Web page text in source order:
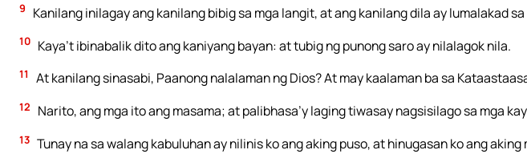
9 Kanilang inilagay ang kanilang bibig sa mga langit, at ang kanilang dila ay lumalakad sa
10 Kaya’t ibinabalik dito ang kaniyang bayan: at tubig ng punong saro ay nilalagok nila.
11 At kanilang sinasabi, Paanong nalalaman ng Dios? At may kaalaman ba sa
12 Narito, ang mga ito ang masama; at palibhasa’y laging tiwasay nagsisilago sa mga
13 Tunay na sa walang kabuluhan ay nilinis ko ang aking puso, at hinugasan ko ang